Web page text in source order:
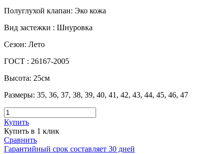
Полуглухой клапан: Эко кожа
Вид застежки : Шнуровка
Сезон: Лето
ГОСТ : 26167-2005
Высота: 25см
Размеры: 35, 36, 37, 38, 39, 40, 41, 42, 43, 44, 45, 46, 47
Купить
Купить в 1 клик
Сравнить
Гарантийный срок составляет 30 дней